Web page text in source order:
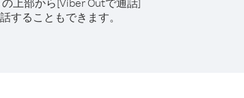
上部から[Viber Outで通話]
することもできます。